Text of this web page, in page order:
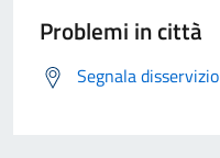
Problemi in città
Segnala disservizio